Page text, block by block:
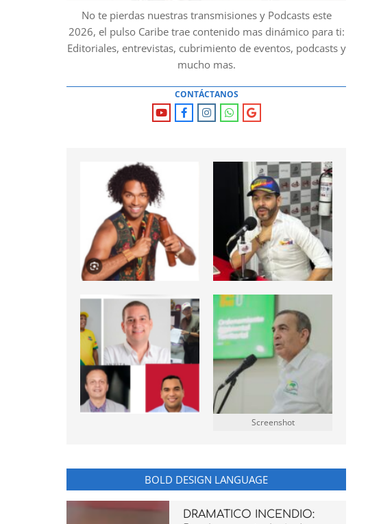
No te pierdas nuestras transmisiones y Podcasts este
2026, el pulso Caribe trae contenido mas dinámico para ti:
Editoriales, entrevistas, cubrimiento de eventos, podcasts y
mucho mas.
CONTÁCTANOS
Screenshot
BOLD DESIGN LANGUAGE
DRAMATICO INCENDIO: